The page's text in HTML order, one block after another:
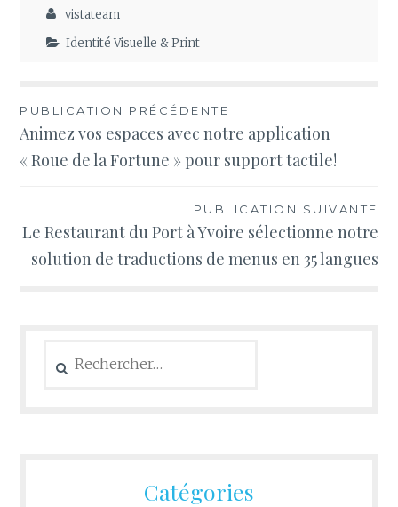
vistateam
Identité Visuelle & Print
Navigation
de
PUBLICATION PRÉCÉDENTE
Animez vos espaces avec notre application
« Roue de la Fortune » pour support tactile!
PUBLICATION SUIVANTE
Le Restaurant du Port à Yvoire sélectionne notre
solution de traductions de menus en 35 langues
Catégories